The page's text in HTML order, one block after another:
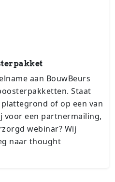
aan BouwBeurs
Staat
of op een van
voor een part­ner­mai­ling,
webinar? Wij
naar thought